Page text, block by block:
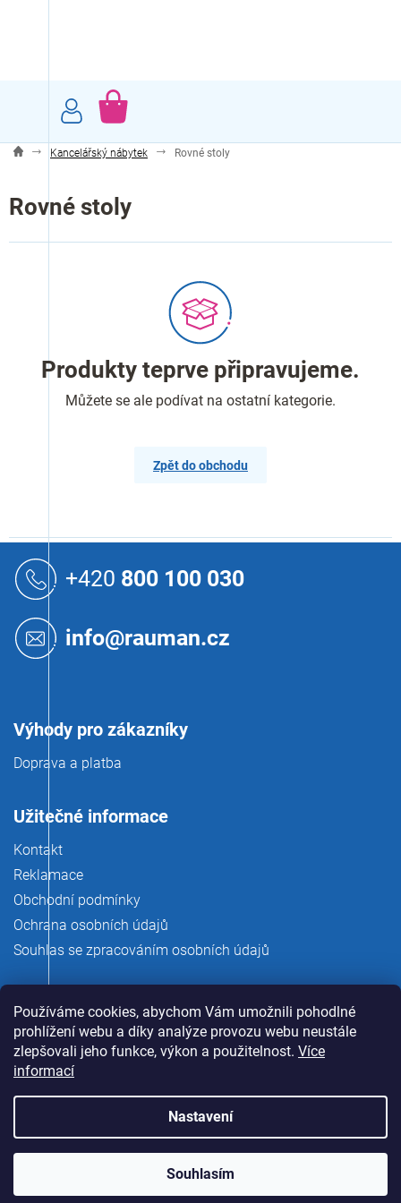
Používáme cookies, abychom Vám umožnili pohodlné
prohlížení webu a díky analýze provozu webu neustále
zlepšovali jeho funkce, výkon a použitelnost. Více
informací
Nastavení
Souhlasím
NÁKUPNÍ
Kancelářský nábytek Rovné stoly
Rovné stoly
Produkty teprve připravujeme.
Můžete se ale podívat na ostatní kategorie.
Zpět do obchodu
+420 800 100 030
info@rauman.cz
Výhody pro zákazníky
Doprava a platba
Užitečné informace
Kontakt
Reklamace
Obchodní podmínky
Ochrana osobních údajů
Souhlas se zpracováním osobních údajů
Copyright 2026rauman.cz. Všechna práva vyhrazena.